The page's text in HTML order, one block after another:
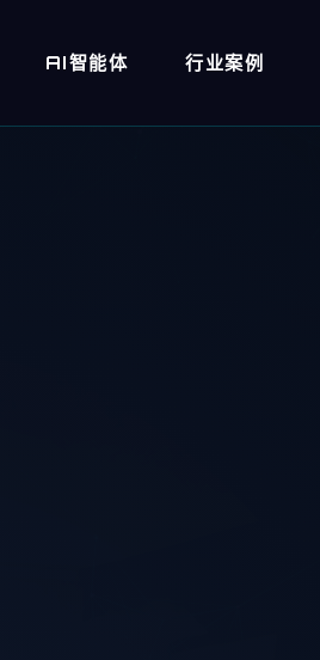
AI智能体 行业案例